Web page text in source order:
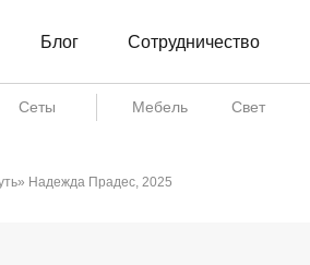
Блог Сотрудничество
Свет
Мебель
Сеты
Надежда Прадес, 2025